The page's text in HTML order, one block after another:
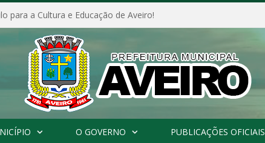
para a Cultura e Educação de Aveiro!
O GOVERNO PUBLICAÇÕES OFICIAIS